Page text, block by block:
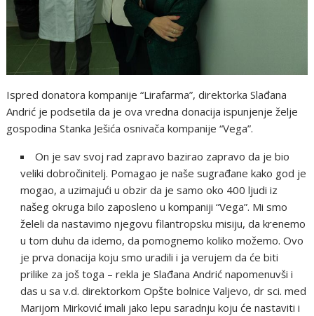
Ispred donatora kompanije “Lirafarma”, direktorka Slađana
Andrić je podsetila da je ova vredna donacija ispunjenje želje
gospodina Stanka Ješića osnivača kompanije “Vega”.
On je sav svoj rad zapravo bazirao zapravo da je bio
veliki dobročinitelj. Pomagao je naše sugrađane kako god je
mogao, a uzimajući u obzir da je samo oko 400 ljudi iz
našeg okruga bilo zaposleno u kompaniji “Vega”. Mi smo
želeli da nastavimo njegovu filantropsku misiju, da krenemo
u tom duhu da idemo, da pomognemo koliko možemo. Ovo
je prva donacija koju smo uradili i ja verujem da će biti
prilike za još toga – rekla je Slađana Andrić napomenuvši i
das u sa v.d. direktorkom Opšte bolnice Valjevo, dr sci. med
Marijom Mirković imali jako lepu saradnju koju će nastaviti i